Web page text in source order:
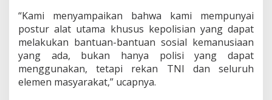
“Kami menyampaikan bahwa kami mempunyai
postur alat utama khusus kepolisian yang dapat
melakukan bantuan-bantuan sosial kemanusiaan
yang ada, bukan hanya polisi yang dapat
menggunakan, tetapi rekan TNI dan seluruh
elemen masyarakat,” ucapnya.